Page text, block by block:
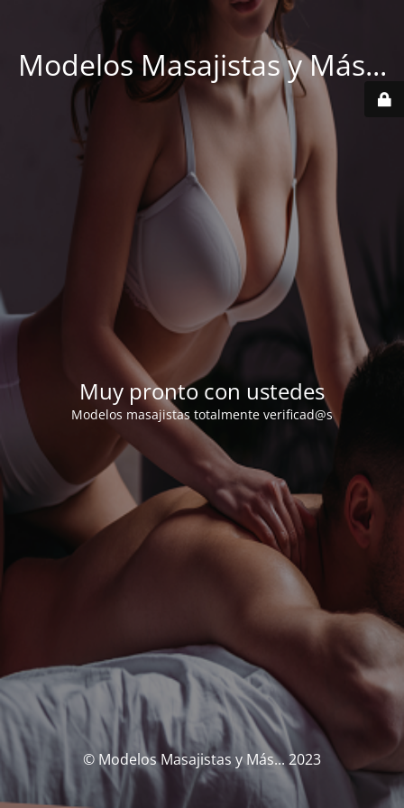
Modelos Masajistas y Más...
Muy pronto con ustedes
Modelos masajistas totalmente verificad@s
© Modelos Masajistas y Más... 2023